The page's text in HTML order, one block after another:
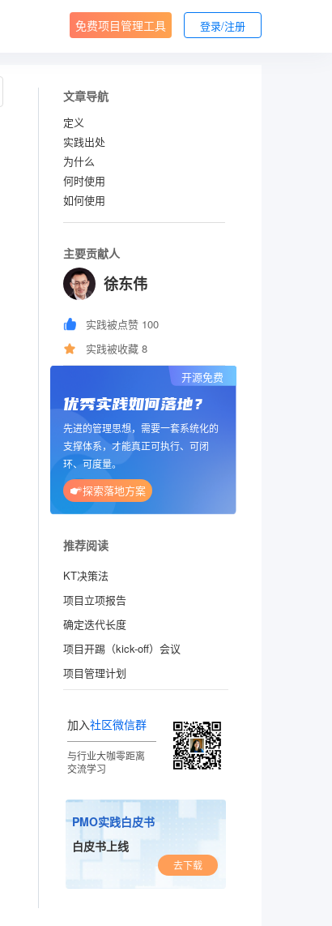
免费项目管理工具 登录/注册
文章导航
定义
实践出处
为什么
何时使用
如何使用
主要贡献人
徐东伟
实践被点赞 100
实践被收藏 8
开源免费
优秀实践如何落地？
先进的管理思想，需要一套系统化的
支撑体系，才能真正可执行、可闭
环、可度量。
探索落地方案
推荐阅读
KT决策法
项目立项报告
确定迭代长度
项目开踢（kick-off）会议
项目管理计划
加入社区微信群
与行业大咖零距离
交流学习
PMO实践白皮书
白皮书上线
去下载